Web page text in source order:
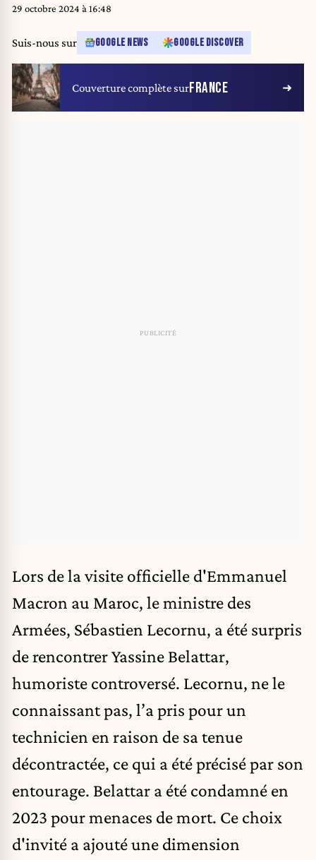
29 octobre 2024 à 16:48
Suis-nous sur GOOGLE NEWS GOOGLE DISCOVER
Couverture complète surFRANCE
Lors de la visite officielle d'Emmanuel
Macron au Maroc, le ministre des
Armées, Sébastien Lecornu, a été surpris
de rencontrer Yassine Belattar,
humoriste controversé. Lecornu, ne le
connaissant pas, l’a pris pour un
technicien en raison de sa tenue
décontractée, ce qui a été précisé par son
entourage. Belattar a été condamné en
2023 pour menaces de mort. Ce choix
d'invité a ajouté une dimension